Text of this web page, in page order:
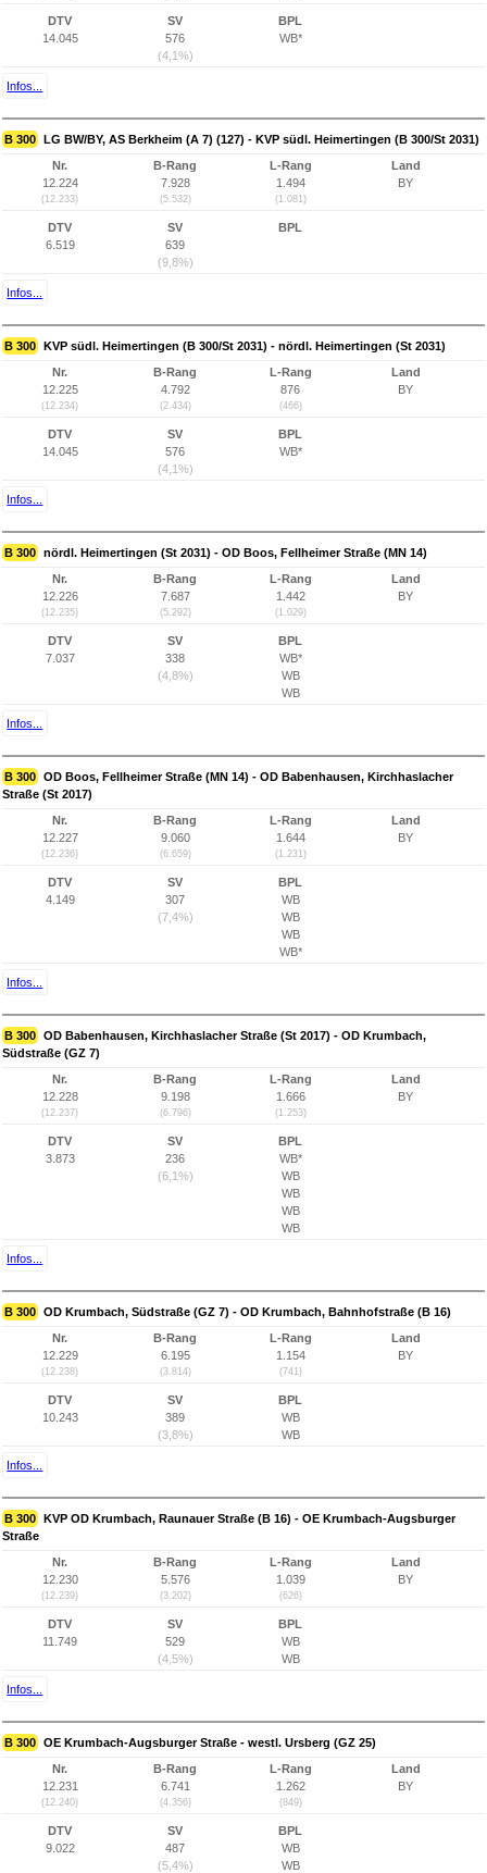
DTV
14.045
SV
576
(4,1%)
BPL
WB*
Infos...
B 300 LG BW/BY, AS Berkheim (A 7) (127) - KVP südl. Heimertingen (B 300/St 2031)
Nr.
12.224
(12.233)
B-Rang
7.928
(5.532)
L-Rang
1.494
(1.081)
Land
BY
DTV
6.519
SV
639
(9,8%)
BPL
Infos...
B 300 KVP südl. Heimertingen (B 300/St 2031) - nördl. Heimertingen (St 2031)
Nr.
12.225
(12.234)
B-Rang
4.792
(2.434)
L-Rang
876
(466)
Land
BY
DTV
14.045
SV
576
(4,1%)
BPL
WB*
Infos...
B 300 nördl. Heimertingen (St 2031) - OD Boos, Fellheimer Straße (MN 14)
Nr.
12.226
(12.235)
B-Rang
7.687
(5.292)
L-Rang
1.442
(1.029)
Land
BY
DTV
7.037
SV
338
(4,8%)
BPL
WB*
WB
WB
Infos...
B 300 OD Boos, Fellheimer Straße (MN 14) - OD Babenhausen, Kirchhaslacher
Straße (St 2017)
Nr.
12.227
(12.236)
B-Rang
9.060
(6.659)
L-Rang
1.644
(1.231)
Land
BY
DTV
4.149
SV
307
(7,4%)
BPL
WB
WB
WB
WB*
Infos...
B 300 OD Babenhausen, Kirchhaslacher Straße (St 2017) - OD Krumbach,
Südstraße (GZ 7)
Nr.
12.228
(12.237)
B-Rang
9.198
(6.796)
L-Rang
1.666
(1.253)
Land
BY
DTV
3.873
SV
236
(6,1%)
BPL
WB*
WB
WB
WB
WB
Infos...
B 300 OD Krumbach, Südstraße (GZ 7) - OD Krumbach, Bahnhofstraße (B 16)
Nr.
12.229
(12.238)
B-Rang
6.195
(3.814)
L-Rang
1.154
(741)
Land
BY
DTV
10.243
SV
389
(3,8%)
BPL
WB
WB
Infos...
B 300 KVP OD Krumbach, Raunauer Straße (B 16) - OE Krumbach-Augsburger
Straße
Nr.
12.230
(12.239)
B-Rang
5.576
(3.202)
L-Rang
1.039
(626)
Land
BY
DTV
11.749
SV
529
(4,5%)
BPL
WB
WB
Infos...
B 300 OE Krumbach-Augsburger Straße - westl. Ursberg (GZ 25)
Nr.
12.231
(12.240)
B-Rang
6.741
(4.356)
L-Rang
1.262
(849)
Land
BY
DTV
9.022
SV
487
(5,4%)
BPL
WB
WB